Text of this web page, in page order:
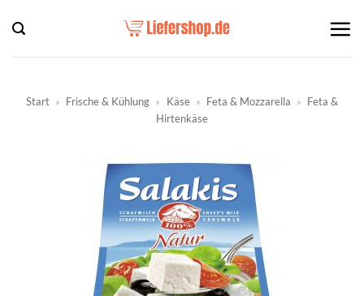
Inhalt
springen
Start » Frische & Kühlung » Käse » Feta & Mozzarella » Feta &
Hirtenkäse